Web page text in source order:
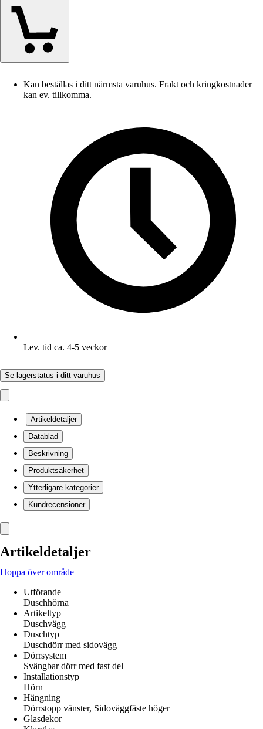
Kan beställas i ditt närmsta varuhus. Frakt och kringkostnader
kan ev. tillkomma.
Lev. tid ca. 4-5 veckor
Se lagerstatus i ditt varuhus
Artikeldetaljer
Datablad
Beskrivning
Produktsäkerhet
Ytterligare kategorier
Kundrecensioner
Artikeldetaljer
Hoppa över område
Utförande
Duschhörna
Artikeltyp
Duschvägg
Duschtyp
Duschdörr med sidovägg
Dörrsystem
Svängbar dörr med fast del
Installationstyp
Hörn
Hängning
Dörrstopp vänster, Sidoväggfäste höger
Glasdekor